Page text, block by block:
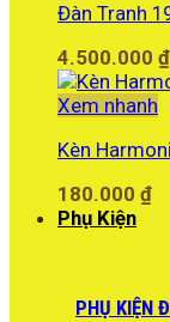
Đàn Tranh
4.500.000 ₫
Xem nhanh
Kèn
180.000 ₫
Phụ Kiện
PHỤ KIỆN